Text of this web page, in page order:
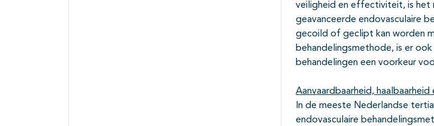
veiligheid en effectiviteit, is het
geavanceerde endovasculaire
gecoild of geclipt kan worden
behandelingsmethode, is er
behandelingen een voorkeur
Aanvaardbaarheid,
In de meeste Nederlandse
endovasculaire